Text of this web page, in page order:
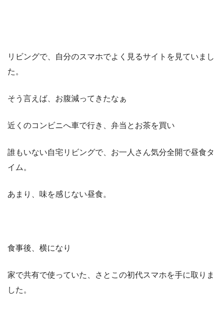
リビングで、自分のスマホでよく見るサイトを見ていまし
た。
そう言えば、お腹減ってきたなぁ
近くのコンビニへ車で行き、弁当とお茶を買い
誰もいない自宅リビングで、お一人さん気分全開で昼食タ
イム。
あまり、味を感じない昼食。
食事後、横になり
家で共有で使っていた、さとこの初代スマホを手に取りま
した。